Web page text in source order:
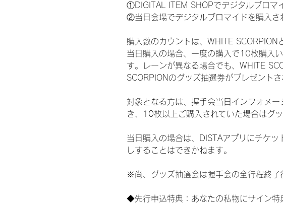
①DIGITAL ITEM SHOPでデジタルブロマ
②当日会場でデジタルブロマイドを購入
購入数のカウントは、WHITE SCORPION
当日購入の場合、一度の購入で10枚購入
す。レーンが異なる場合でも、WHITE
SCORPIONのグッズ抽選券がプレゼント
対象となる方は、握手会当日インフォメ
き、10枚以上ご購入されていた場合はグ
当日購入の場合は、DISTAアプリにチケ
しすることはできかねます。
※尚、グッズ抽選会は握手会の全行程終了
◆先行申込特典：あなたの私物にサイン特